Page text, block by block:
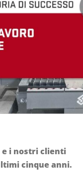
e i nostri clienti
cinque anni.